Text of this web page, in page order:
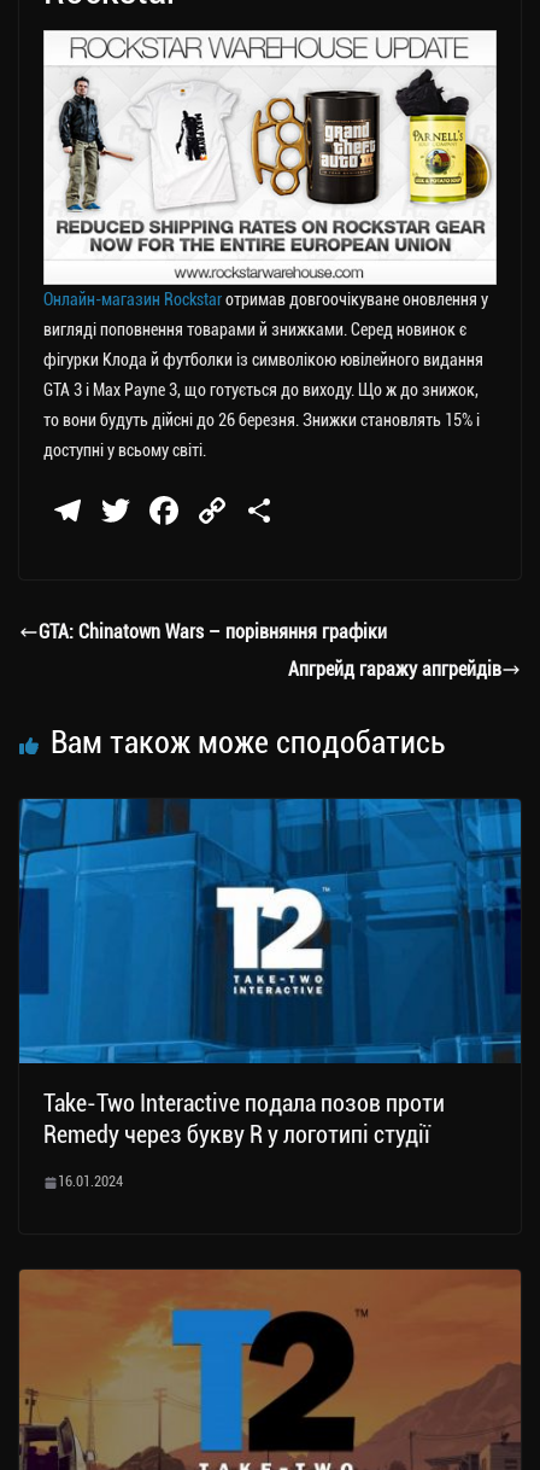
Онлайн-магазин Rockstarотримав довгоочікуване оновлення у
вигляді поповнення товарами й знижками. Серед новинок є
фігурки Клода й футболки із символікою ювілейного видання
GTA 3 і Max Payne 3, що готується до виходу. Що ж до знижок,
то вони будуть дійсні до 26 березня. Знижки становлять 15% і
доступні у всьому світі.
Te
a
T
er
Fa
ok
C
Li ли
ти
GTA: Chinatown Wars – порівняння графіки
Апгрейд гаражу апгрейдів
Вам також може сподобатись
Take-Two Interactive подала позов проти
Remedy через букву R у логотипі студії
16.01.2024